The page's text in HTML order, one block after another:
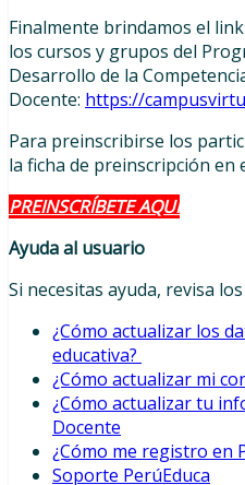
Finalmente brindamos el
los cursos y grupos del
Desarrollo de la
Docente: https://
Para preinscribirse los
la ficha de preinscripción en
PREINSCRÍBETE AQUÍ
Ayuda al usuario
Si necesitas ayuda, revisa
¿Cómo actualizar los
educativa?
¿Cómo actualizar mi
¿Cómo actualizar tu
Docente
¿Cómo me registro en
Soporte PerúEduca